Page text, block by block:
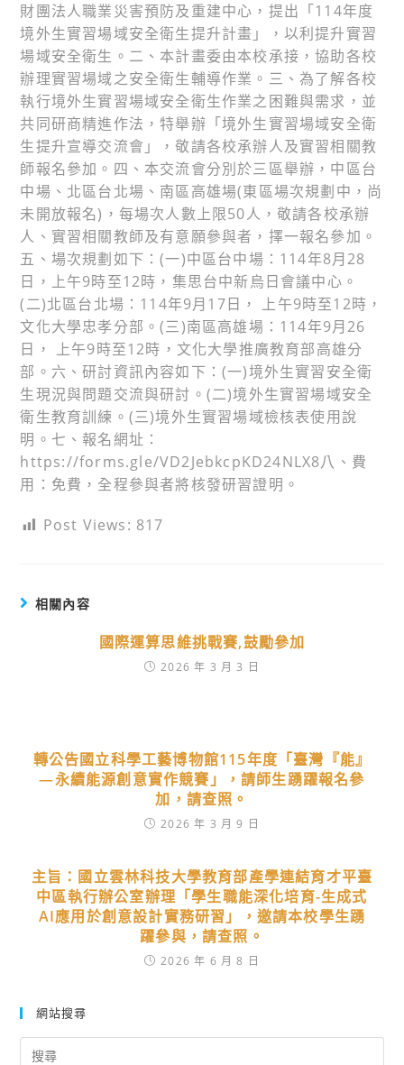
財團法人職業災害預防及重建中心，提出「114年度
境外生實習場域安全衛生提升計畫」，以利提升實習
場域安全衛生。二、本計畫委由本校承接，協助各校
辦理實習場域之安全衛生輔導作業。三、為了解各校
執行境外生實習場域安全衛生作業之困難與需求，並
共同研商精進作法，特舉辦「境外生實習場域安全衛
生提升宣導交流會」，敬請各校承辦人及實習相關教
師報名參加。四、本交流會分別於三區舉辦，中區台
中場、北區台北場、南區高雄場(東區場次規劃中，尚
未開放報名)，每場次人數上限50人，敬請各校承辦
人、實習相關教師及有意願參與者，擇一報名參加。
五、場次規劃如下：(一)中區台中場：114年8月28
日，上午9時至12時，集思台中新烏日會議中心。
(二)北區台北場：114年9月17日， 上午9時至12時，
文化大學忠孝分部。(三)南區高雄場：114年9月26
日， 上午9時至12時，文化大學推廣教育部高雄分
部。六、研討資訊內容如下：(一)境外生實習安全衛
生現況與問題交流與研討。(二)境外生實習場域安全
衛生教育訓練。(三)境外生實習場域檢核表使用說
明。七、報名網址：
https://forms.gle/VD2JebkcpKD24NLX8八、費
用：免費，全程參與者將核發研習證明。
Post Views: 817
相關內容
國際運算思維挑戰賽,鼓勵參加
2026 年 3 月 3 日
轉公告國立科學工藝博物館115年度「臺灣『能』
―永續能源創意實作競賽」，請師生踴躍報名參
加，請查照。
2026 年 3 月 9 日
主旨：國立雲林科技大學教育部產學連結育才平臺
中區執行辦公室辦理「學生職能深化培育-生成式
AI應用於創意設計實務研習」，邀請本校學生踴
躍參與，請查照。
2026 年 6 月 8 日
網站搜尋